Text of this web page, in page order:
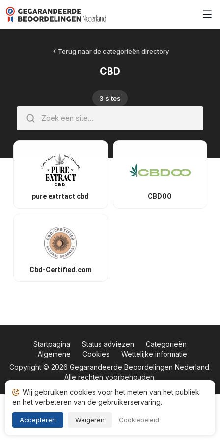
Terug naar de categorieën directory
CBD
3 sites
pure extrtact cbd CBDOO
Cbd-Certified.com
Startpagina Status adviezen
Categorieën
Algemene
Cookies
Wettelijke informatie
Copyright © 2026 Gegarandeerde Beoordelingen Nederland.
Alle rechten voorbehouden.
Wij gebruiken cookies voor het meten van het publiek
en het verbeteren van de gebruikerservaring.
Accepteren Weigeren Cookiebeleid